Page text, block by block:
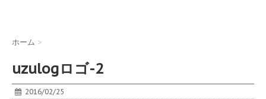
ホーム >
uzulogロゴ-2
2016/02/25